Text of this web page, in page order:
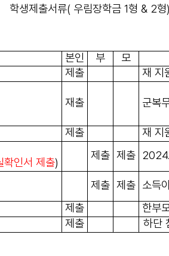
학생제출서류( 우림장학금 1형 & 2형)
본인 부 모
제출
재 지
재출 군복
제출 재 지
확인서 제출)
제출 제출
제출 제출 소득
제출
한부
제출 하단